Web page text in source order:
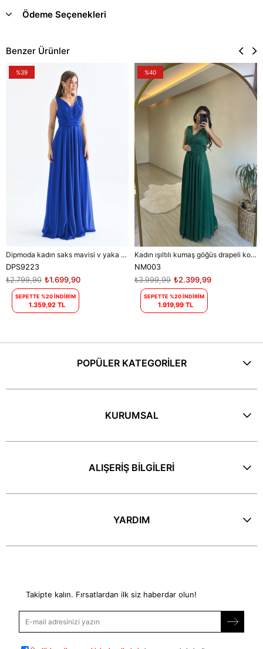
Ödeme Seçenekleri
Benzer Ürünler
Dipmoda kadın saks mavisi v yaka simli tül abiye elbise DPS9223
DPS9223
₺1.699,90
₺2.799,90
SEPETTE %20 İNDİRİM
1.359,92 TL
%39
Kadın ışıltılı kumaş göğüs drapeli kolsuz elbise DPNM003
NM003
₺2.399,99
₺3.999,99
SEPETTE %20 İNDİRİM
1.919,99 TL
%40
POPÜLER KATEGORİLER
KURUMSAL
ALIŞERİŞ BİLGİLERİ
YARDIM
Takipte kalın. Fırsatlardan ilk siz haberdar olun!